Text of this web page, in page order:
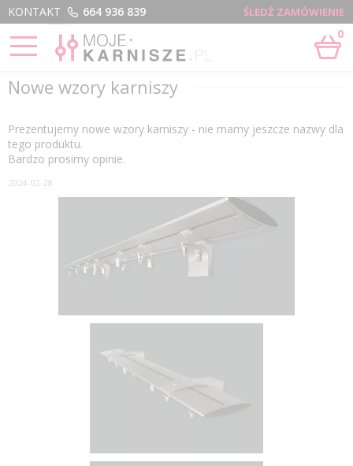
Menu
KONTAKT ŚLEDŹ ZAMÓWIENIE
664 936 839
0
STRONA GŁÓWNA › NOWOŚCI › NOWE WZORY KARNISZY
Nowe wzory karniszy
Prezentujemy nowe wzory karniszy - nie mamy jeszcze nazwy dla
tego produktu.
Bardzo prosimy opinie.
2024-02-28